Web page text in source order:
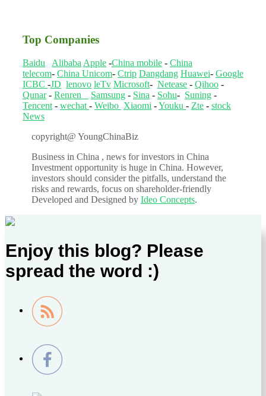
Top Companies
Baidu Alibaba Apple -China mobile - China
telecom- China Unicom- Ctrip Dangdang Huawei- Google
ICBC -JD lenovo leTv Microsoft- Netease - Qihoo -
Qunar- Renren Samsung - Sina - Sohu- Suning -
Tencent - wechat - Weibo Xiaomi -Youku - Zte - stock
News
copyright@ YoungChinaBiz
Business in China , news for investors in China
Investment opportunity is huge in China. However,
investors should consider the pitfalls, understand the
risks and rewards, focus on shareholder-friendly
Developed and Designed by Ideo Concepts.
Enjoy this blog? Please
spread the word :)